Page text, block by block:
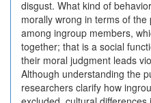
disgust. What kind of
morally wrong in terms of
among ingroup members,
together; that is a social
their moral judgment leads
Although understanding the
researchers clarify how